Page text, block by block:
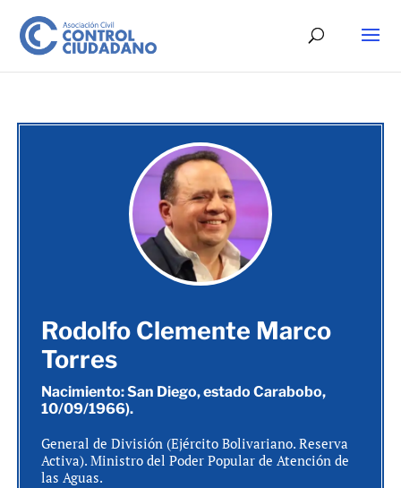
Rodolfo Clemente Marco
Torres
Nacimiento: San Diego, estado Carabobo,
10/09/1966).
General de División (Ejército Bolivariano. Reserva
Activa). Ministro del Poder Popular de Atención de
las Aguas.